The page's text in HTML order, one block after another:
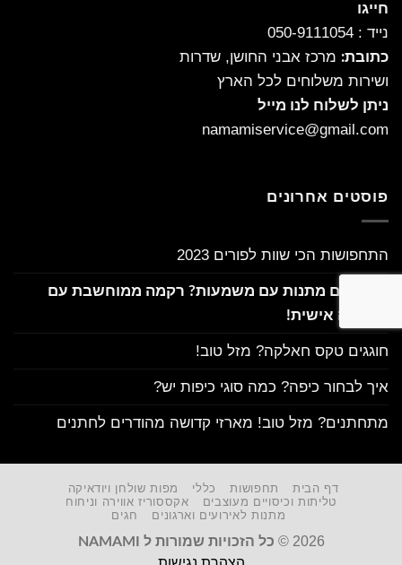
חייגו
נייד : 050-9111054
כתובת: מרכז אבני החושן, שדרות
ושירות משלוחים לכל הארץ
ניתן לשלוח לנו מייל
namamiservice@gmail.com
פוסטים אחרונים
התחפושות הכי שוות לפורים 2023
מחפשים מתנות עם משמעות? רקמה ממוחשבת עם
הקדשה אישית!
חוגגים טקס חאלקה? מזל טוב!
איך לבחור כיפה? כמה סוגי כיפות יש?
מתחתנים? מזל טוב! מארזי קדושה מהודרים לחתנים
דף הבית תחפושות כללי
מפות שולחן ויודאיקה
טליתות וכיסויים מעוצבים
אקססוריז אווירה וניחוח
מתנות לאירועים וארגונים
חגים
2026 © כל הזכויות שמורות ל NAMAMI